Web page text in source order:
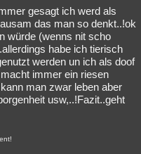
gesagt ich werd als
das man so denkt..!ok
würde (wenns nit scho
habe ich tierisch
werden un ich als doof
immer ein riesen
man zwar leben aber
usw,..!Fazit..geht